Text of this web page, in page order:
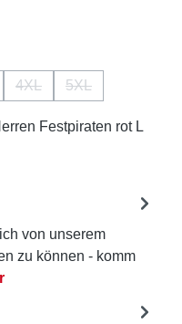
verfügbar.)
4XL 5XL
Festpiraten rot L
von unserem
zu können - komm